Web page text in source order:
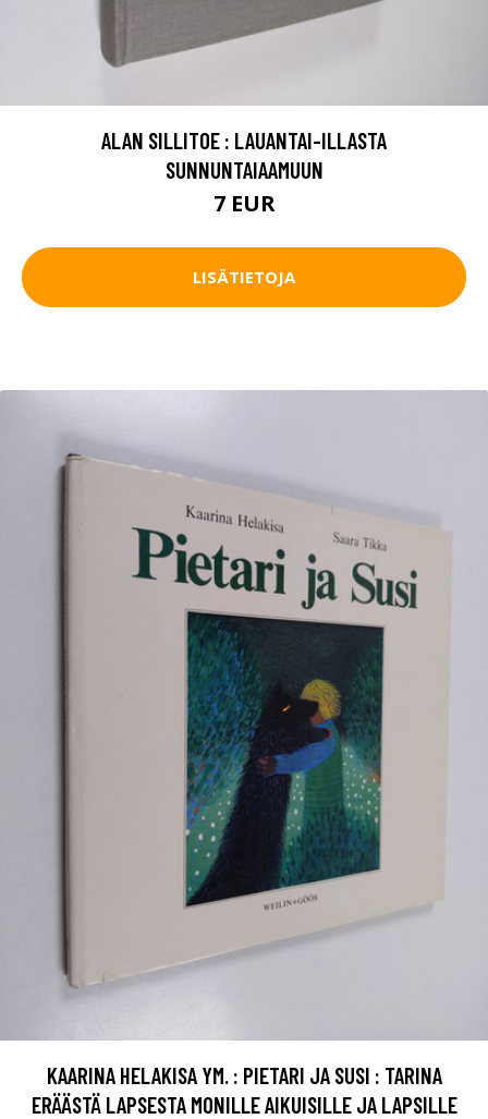
ALAN SILLITOE : LAUANTAI-ILLASTA
SUNNUNTAIAAMUUN
7 EUR
LISÄTIETOJA
KAARINA HELAKISA YM. : PIETARI JA SUSI : TARINA
ERÄÄSTÄ LAPSESTA MONILLE AIKUISILLE JA LAPSILLE